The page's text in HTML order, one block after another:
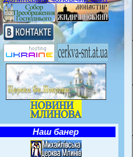
Наш банер